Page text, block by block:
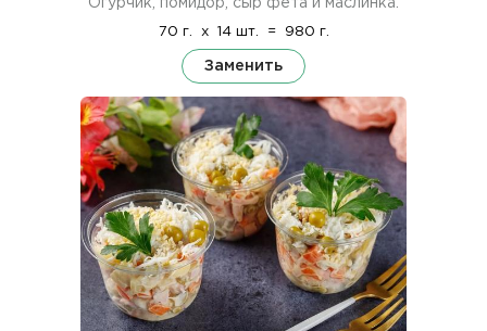
Огурчик, помидор, сыр фета и маслинка.
70 г. x 14 шт. = 980 г.
Заменить